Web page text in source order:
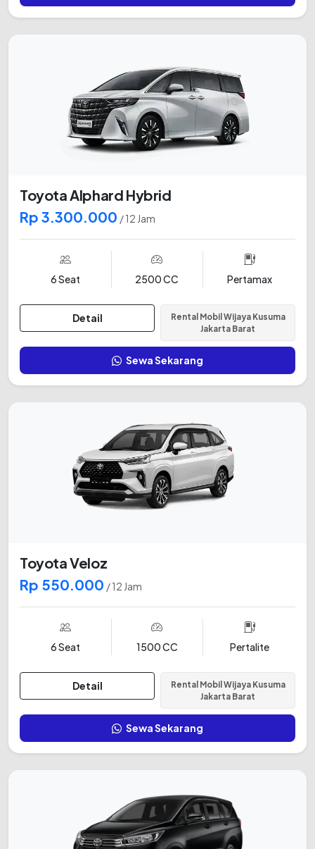
Toyota Alphard Hybrid
Rp 3.300.000 / 12 Jam
6 Seat 2500 CC Pertamax
Detail
Rental Mobil Wijaya Kusuma
Jakarta Barat
Sewa Sekarang
Toyota Veloz
Rp 550.000 / 12 Jam
6 Seat 1500 CC Pertalite
Detail
Rental Mobil Wijaya Kusuma
Jakarta Barat
Sewa Sekarang